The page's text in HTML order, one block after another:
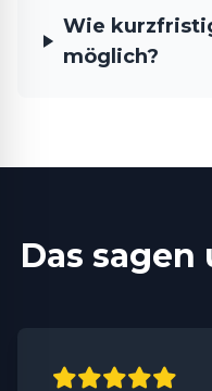
Wie
möglich?
Das